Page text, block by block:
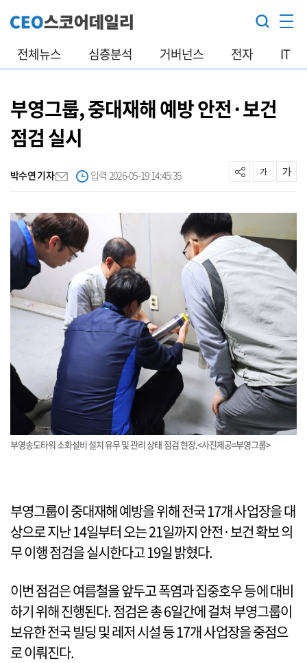
전체뉴스 심층분석 거버넌스 전자 IT
부영그룹, 중대재해 예방 안전·보건
점검 실시
박수연 기자 입력 2026-05-19 14:45:35
부영송도타워 소화설비 설치 유무 및 관리 상태 점검 현장.<사진제공=부영그룹>
부영그룹이 중대재해 예방을 위해 전국 17개 사업장을 대
상으로 지난 14일부터 오는 21일까지 안전·보건 확보 의
무 이행 점검을 실시한다고 19일 밝혔다.
이번 점검은 여름철을 앞두고 폭염과 집중호우 등에 대비
하기 위해 진행된다. 점검은 총 6일간에 걸쳐 부영그룹이
보유한 전국 빌딩 및 레저 시설 등 17개 사업장을 중점으
로 이뤄진다.